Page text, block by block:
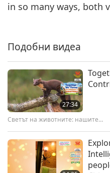
in so many ways, both
Подобни видеа
27:34
Светът на животните: нашите